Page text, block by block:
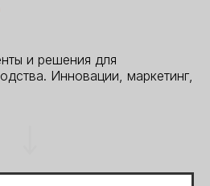
и решения для
Инновации, маркетинг,